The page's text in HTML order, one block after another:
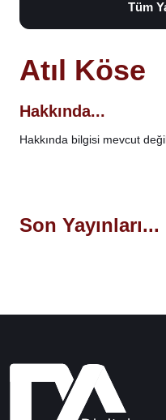
Tüm
Atıl Köse
Hakkında...
Hakkında bilgisi mevcut
Son Yayınları...